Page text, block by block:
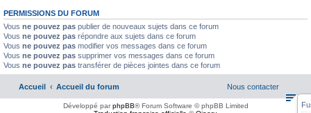
PERMISSIONS DU FORUM
Vous ne pouvez pas publier de nouveaux sujets dans ce forum
Vous ne pouvez pas répondre aux sujets dans ce forum
Vous ne pouvez pas modifier vos messages dans ce forum
Vous ne pouvez pas supprimer vos messages dans ce forum
Vous ne pouvez pas transférer de pièces jointes dans ce forum
Accueil Accueil du forum Nous contacter
Développé parphpBB® Forum Software © phpBB Limited